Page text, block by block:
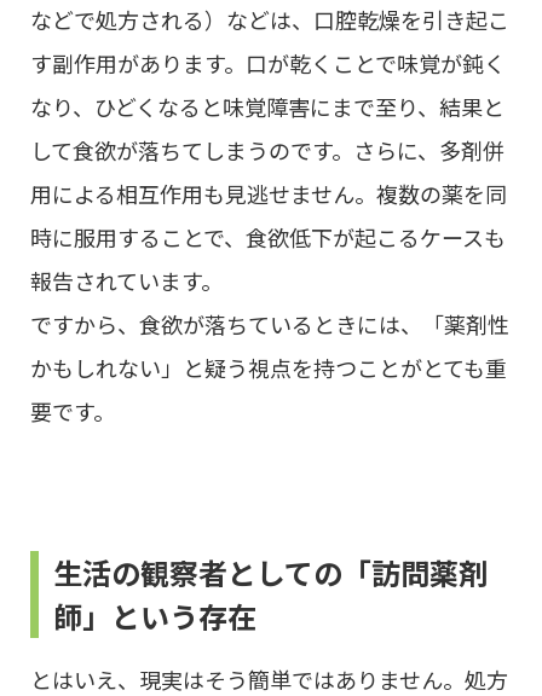
などで処方される）などは、口腔乾燥を引き起こ
す副作用があります。口が乾くことで味覚が鈍く
なり、ひどくなると味覚障害にまで至り、結果と
して食欲が落ちてしまうのです。さらに、多剤併
用による相互作用も見逃せません。複数の薬を同
時に服用することで、食欲低下が起こるケースも
報告されています。
ですから、食欲が落ちているときには、「薬剤性
かもしれない」と疑う視点を持つことがとても重
要です。
生活の観察者としての「訪問薬剤
師」という存在
とはいえ、現実はそう簡単ではありません。処方